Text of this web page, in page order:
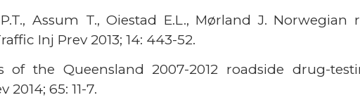
Assum T., Oiestad E.L., Mørland J. Norwegian
Inj Prev 2013; 14: 443-52.
of the Queensland 2007-2012 roadside drug-
65: 11-7.